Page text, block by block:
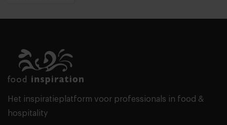
Het inspiratieplatform voor professionals in food &
hospitality